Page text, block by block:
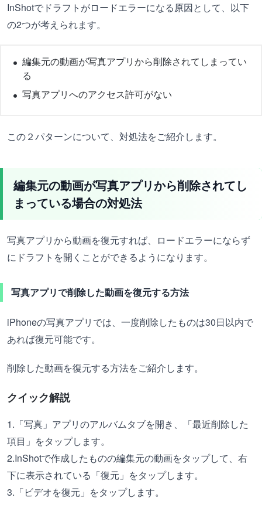
InShotでドラフトがロードエラーになる原因として、以下
の2つが考えられます。
編集元の動画が写真アプリから削除されてしまってい
る
写真アプリへのアクセス許可がない
この２パターンについて、対処法をご紹介します。
編集元の動画が写真アプリから削除されてし
まっている場合の対処法
写真アプリから動画を復元すれば、ロードエラーにならず
にドラフトを開くことができるようになります。
写真アプリで削除した動画を復元する方法
iPhoneの写真アプリでは、一度削除したものは30日以内で
あれば復元可能です。
削除した動画を復元する方法をご紹介します。
クイック解説
1.「写真」アプリのアルバムタブを開き、「最近削除した
項目」をタップします。
2.InShotで作成したものの編集元の動画をタップして、右
下に表示されている「復元」をタップします。
3.「ビデオを復元」をタップします。